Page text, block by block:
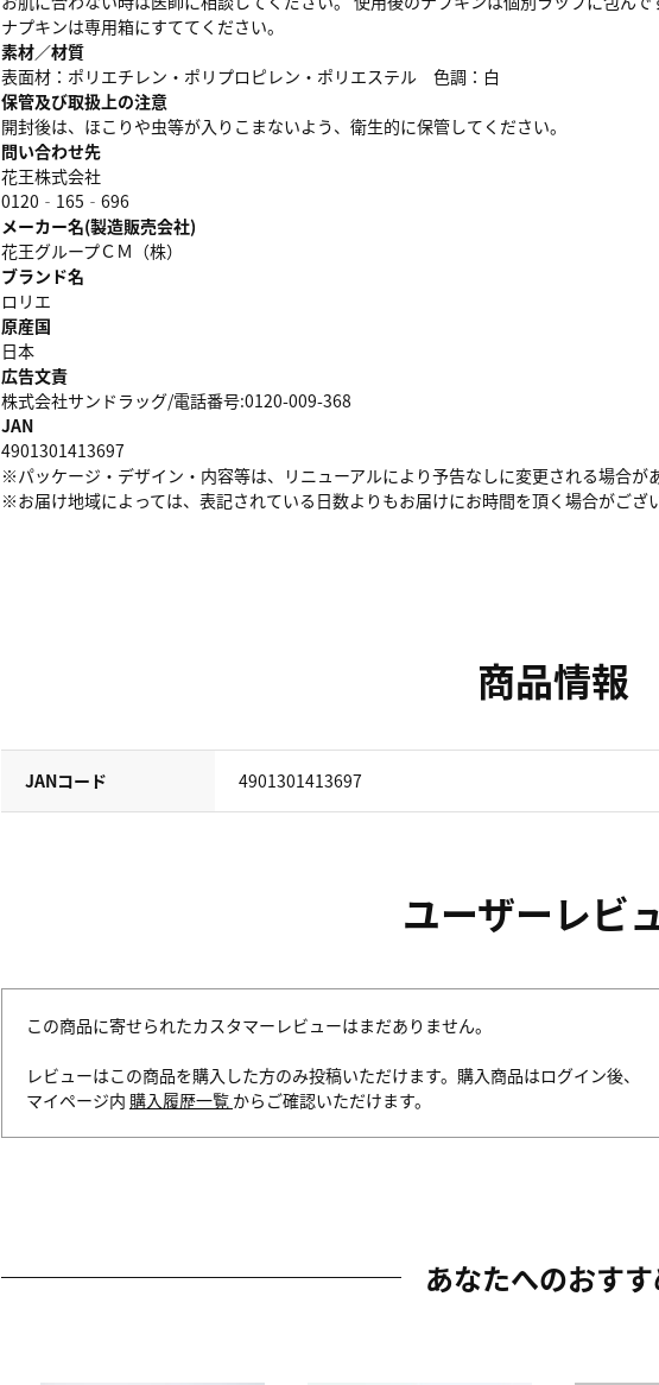
ナプキンは専用箱にすててください。
素材／材質
表面材：ポリエチレン・ポリプロピレン・ポリエステル 色調：白
保管及び取扱上の注意
開封後は、ほこりや虫等が入りこまないよう、衛生的に保管してください。
問い合わせ先
花王株式会社
0120‐165‐696
メーカー名(製造販売会社)
花王グループＣＭ（株）
ブランド名
ロリエ
原産国
日本
広告文責
株式会社サンドラッグ/電話番号:0120-009-368
JAN
4901301413697
※パッケージ・デザイン・内容等は、リニューアルにより予告なしに変更される場合が
※お届け地域によっては、表記されている日数よりもお届けにお時間を頂く場合がござい
商品情報
JANコード 4901301413697
ユーザーレビ
この商品に寄せられたカスタマーレビューはまだありません。
レビューはこの商品を購入した方のみ投稿いただけます。購入商品はログイン後、
マイページ内 購入履歴一覧 からご確認いただけます。
あなたへのおす